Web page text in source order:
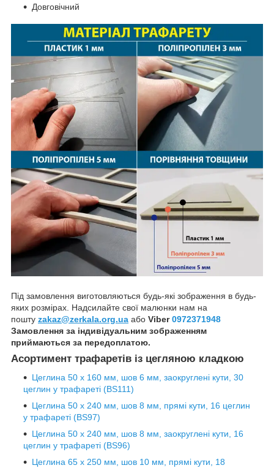
Довговічний
Під замовлення виготовляються будь-які зображення в будь-
яких розмірах. Надсилайте свої малюнки нам на
пошту zakaz@zerkala.org.ua або Viber 0972371948
Замовлення за індивідуальним зображенням
приймаються за передоплатою.
Асортимент трафаретів із цегляною кладкою
Цеглина 50 х 160 мм, шов 6 мм, заокруглені кути, 30
цеглин у трафареті (BS111)
Цеглина 50 х 240 мм, шов 8 мм, прямі кути, 16 цеглин
у трафареті (BS97)
Цеглина 50 х 240 мм, шов 8 мм, заокруглені кути, 16
цеглин у трафареті (BS96)
Цеглина 65 х 250 мм, шов 10 мм, прямі кути, 18